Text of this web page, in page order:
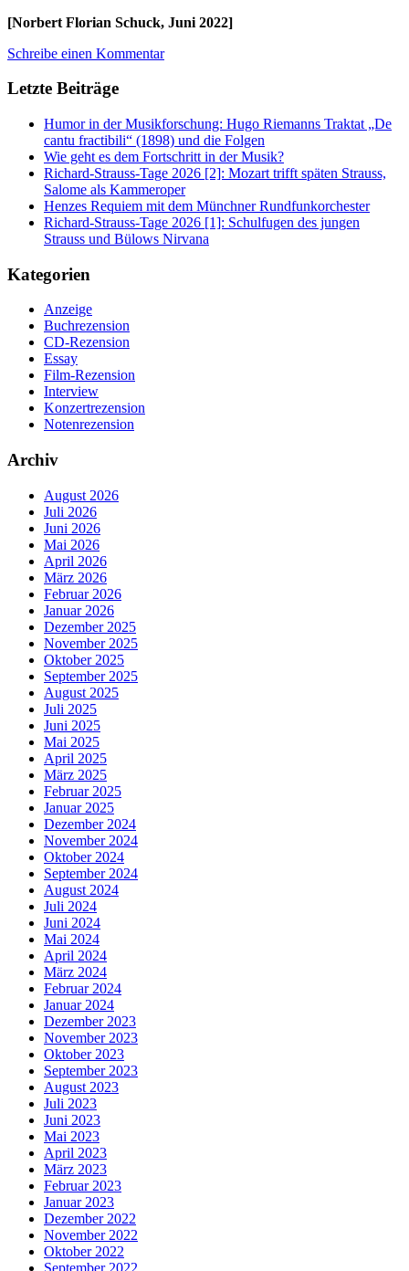
[Norbert Florian Schuck, Juni 2022]
Schreibe einen Kommentar
Letzte Beiträge
Humor in der Musikforschung: Hugo Riemanns Traktat „De
cantu fractibili“ (1898) und die Folgen
Wie geht es dem Fortschritt in der Musik?
Richard-Strauss-Tage 2026 [2]: Mozart trifft späten Strauss,
Salome als Kammeroper
Henzes Requiem mit dem Münchner Rundfunkorchester
Richard-Strauss-Tage 2026 [1]: Schulfugen des jungen
Strauss und Bülows Nirvana
Kategorien
Anzeige
Buchrezension
CD-Rezension
Essay
Film-Rezension
Interview
Konzertrezension
Notenrezension
Archiv
August 2026
Juli 2026
Juni 2026
Mai 2026
April 2026
März 2026
Februar 2026
Januar 2026
Dezember 2025
November 2025
Oktober 2025
September 2025
August 2025
Juli 2025
Juni 2025
Mai 2025
April 2025
März 2025
Februar 2025
Januar 2025
Dezember 2024
November 2024
Oktober 2024
September 2024
August 2024
Juli 2024
Juni 2024
Mai 2024
April 2024
März 2024
Februar 2024
Januar 2024
Dezember 2023
November 2023
Oktober 2023
September 2023
August 2023
Juli 2023
Juni 2023
Mai 2023
April 2023
März 2023
Februar 2023
Januar 2023
Dezember 2022
November 2022
Oktober 2022
September 2022